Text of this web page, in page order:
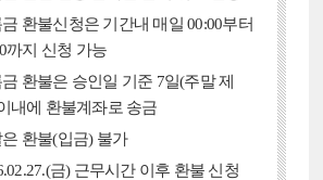
환불신청은 기간내 매일 00:00부터
까지 신청 가능
환불은 승인일 기준 7일(주말 제
내에 환불계좌로 송금
환불(입금) 불가
금) 근무시간 이후 환불 신청